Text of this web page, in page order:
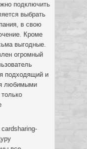
подключить
выбрать
в свою
Кроме
выгодные.
огромный
подходящий и
любимыми